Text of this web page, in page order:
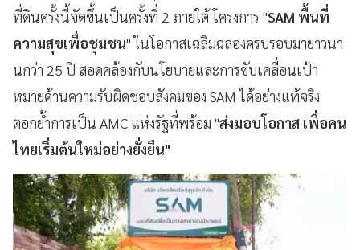
ที่ดินครั้งนี้จัดขึ้นเป็นครั้งที่ 2 ภายใต้ โครงการ "SAM พื้นที่
ความสุขเพื่อชุมชน" ในโอกาสเฉลิมฉลองครบรอบมายาวนา
นกว่า 25 ปี สอดคล้องกับนโยบายและการขับเคลื่อนเป้า
หมายด้านความรับผิดชอบสังคมของ SAM ได้อย่างแท้จริง
ตอกย้ำการเป็น AMC แห่งรัฐที่พร้อม "ส่งมอบโอกาส เพื่อคน
ไทยเริ่มต้นใหม่อย่างยั่งยืน"